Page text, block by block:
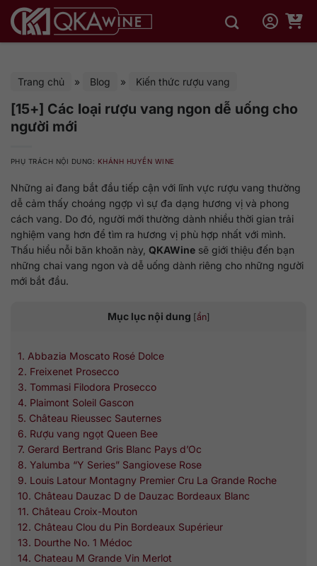
qua
Trang chủ » Blog » Kiến thức rượu vang
[15+] Các loại rượu vang ngon dễ uống cho
người mới
PHỤ TRÁCH NỘI DUNG: KHÁNH HUYỀN WINE
Những ai đang bắt đầu tiếp cận với lĩnh vực rượu vang thường
dễ cảm thấy choáng ngợp vì sự đa dạng hương vị và phong
cách vang. Do đó, người mới thường dành nhiều thời gian trải
nghiệm vang hơn để tìm ra hương vị phù hợp nhất với mình.
Thấu hiểu nỗi băn khoăn này, QKAWine sẽ giới thiệu đến bạn
những chai vang ngon và dễ uống dành riêng cho những người
mới bắt đầu.
Mục lục nội dung [ẩn]
1. Abbazia Moscato Rosé Dolce
2. Freixenet Prosecco
3. Tommasi Filodora Prosecco
4. Plaimont Soleil Gascon
5. Château Rieussec Sauternes
6. Rượu vang ngọt Queen Bee
7. Gerard Bertrand Gris Blanc Pays d’Oc
8. Yalumba “Y Series” Sangiovese Rose
9. Louis Latour Montagny Premier Cru La Grande Roche
10. Château Dauzac D de Dauzac Bordeaux Blanc
11. Château Croix-Mouton
12. Château Clou du Pin Bordeaux Supérieur
13. Dourthe No. 1 Médoc
14. Chateau M Grande Vin Merlot